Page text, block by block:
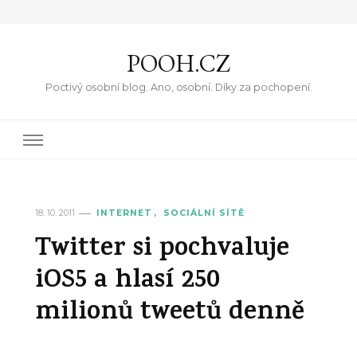
POOH.CZ
Poctivý osobní blog. Ano, osobní. Díky za pochopení.
18. 10. 2011 INTERNET SOCIÁLNÍ SÍTĚ
Twitter si pochvaluje
iOS5 a hlasí 250
milionů tweetů denně